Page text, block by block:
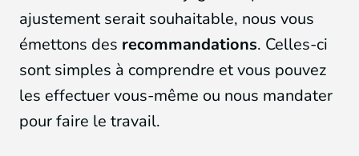
ajustement serait souhaitable, nous vous
émettons des recommandations. Celles-ci
sont simples à comprendre et vous pouvez
les effectuer vous-même ou nous mandater
pour faire le travail.